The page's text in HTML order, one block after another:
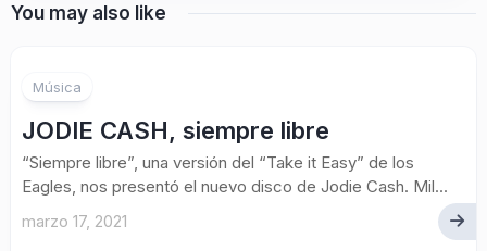
You may also like
Música
JODIE CASH, siempre libre
“Siempre libre”, una versión del “Take it Easy” de los
Eagles, nos presentó el nuevo disco de Jodie Cash. Mil...
marzo 17, 2021